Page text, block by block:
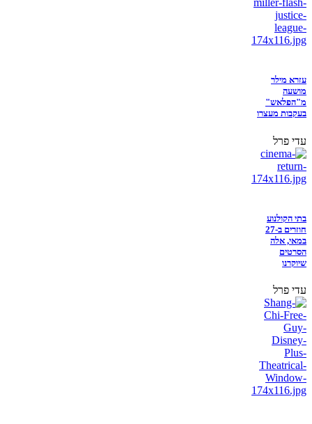
עזרא מילר
מושעה
מ"הפלאש"
בעקבות מעצרו
עדי פרל
בתי הקולנוע
חוזרים ב-27
במאי, אלה
הסרטים
שיוקרנו
עדי פרל